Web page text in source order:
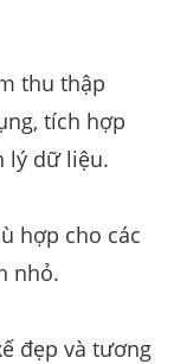
thu thập
tích hợp
lý dữ liệu.
hợp cho các
nhỏ.
đẹp và tương